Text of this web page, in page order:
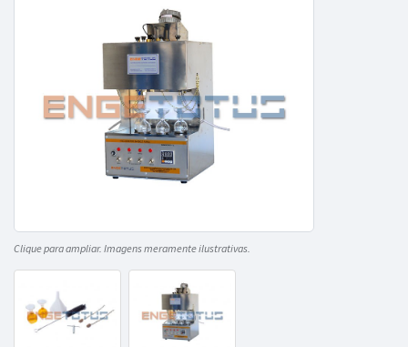
Clique para ampliar. Imagens meramente ilustrativas.